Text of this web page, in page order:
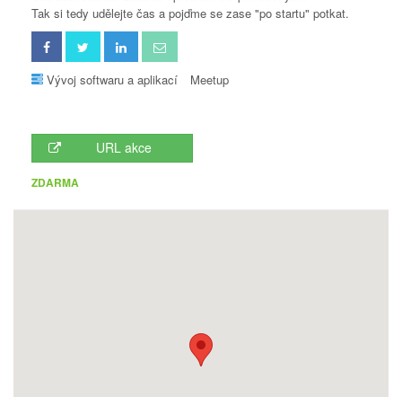
Tak si tedy udělejte čas a pojďme se zase "po startu" potkat.
Vývoj softwaru a aplikací Meetup
URL akce
ZDARMA